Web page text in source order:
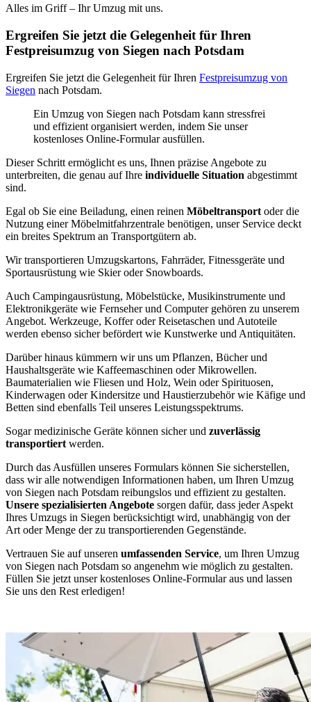
Alles im Griff – Ihr Umzug mit uns.
Ergreifen Sie jetzt die Gelegenheit für Ihren
Festpreisumzug von Siegen nach Potsdam
Ergreifen Sie jetzt die Gelegenheit für Ihren Festpreisumzug von
Siegen nach Potsdam.
Ein Umzug von Siegen nach Potsdam kann stressfrei
und effizient organisiert werden, indem Sie unser
kostenloses Online-Formular ausfüllen.
Dieser Schritt ermöglicht es uns, Ihnen präzise Angebote zu
unterbreiten, die genau auf Ihre individuelle Situation abgestimmt
sind.
Egal ob Sie eine Beiladung, einen reinen Möbeltransport oder die
Nutzung einer Möbelmitfahrzentrale benötigen, unser Service deckt
ein breites Spektrum an Transportgütern ab.
Wir transportieren Umzugskartons, Fahrräder, Fitnessgeräte und
Sportausrüstung wie Skier oder Snowboards.
Auch Campingausrüstung, Möbelstücke, Musikinstrumente und
Elektronikgeräte wie Fernseher und Computer gehören zu unserem
Angebot. Werkzeuge, Koffer oder Reisetaschen und Autoteile
werden ebenso sicher befördert wie Kunstwerke und Antiquitäten.
Darüber hinaus kümmern wir uns um Pflanzen, Bücher und
Haushaltsgeräte wie Kaffeemaschinen oder Mikrowellen.
Baumaterialien wie Fliesen und Holz, Wein oder Spirituosen,
Kinderwagen oder Kindersitze und Haustierzubehör wie Käfige und
Betten sind ebenfalls Teil unseres Leistungsspektrums.
Sogar medizinische Geräte können sicher und zuverlässig
transportiert werden.
Durch das Ausfüllen unseres Formulars können Sie sicherstellen,
dass wir alle notwendigen Informationen haben, um Ihren Umzug
von Siegen nach Potsdam reibungslos und effizient zu gestalten.
Unsere spezialisierten Angebote sorgen dafür, dass jeder Aspekt
Ihres Umzugs in Siegen berücksichtigt wird, unabhängig von der
Art oder Menge der zu transportierenden Gegenstände.
Vertrauen Sie auf unseren umfassenden Service, um Ihren Umzug
von Siegen nach Potsdam so angenehm wie möglich zu gestalten.
Füllen Sie jetzt unser kostenloses Online-Formular aus und lassen
Sie uns den Rest erledigen!